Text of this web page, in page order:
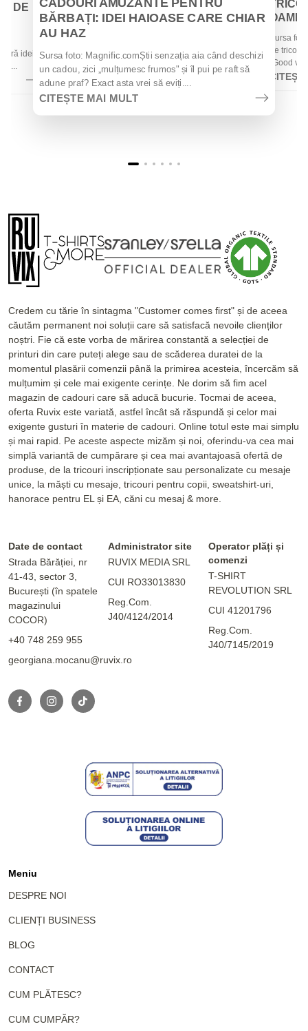
DE
idei
BĂRBAȚI: IDEI HAIOASE CARE CHIAR
AU HAZ
Sursa foto: Magnific.comȘtii senzația aia când deschizi
un cadou, zici „mulțumesc frumos" și îl pui pe raft să
adune praf? Exact asta vrei să eviți....
CITEȘTE MAI MULT
Sursa
de
„Good
Credem cu tărie în sintagma "Customer comes first" și de aceea
căutăm permanent noi soluții care să satisfacă nevoile clienților
noștri. Fie că este vorba de mărirea constantă a selecției de
printuri din care puteți alege sau de scăderea duratei de la
momentul plasării comenzii până la primirea acesteia, încercăm să
mulțumim și cele mai exigente cerințe. Ne dorim să fim acel
magazin de cadouri care să aducă bucurie. Tocmai de aceea,
oferta Ruvix este variată, astfel încât să răspundă și celor mai
exigente gusturi în materie de cadouri. Online totul este mai simplu
și mai rapid. Pe aceste aspecte mizăm și noi, oferindu-va cea mai
simplă variantă de cumpărare și cea mai avantajoasă ofertă de
produse, de la tricouri inscripționate sau personalizate cu mesaje
unice, la măști cu mesaje, tricouri pentru copii, sweatshirt-uri,
hanorace pentru EL și EA, căni cu mesaj & more.
Date de contact
Strada Bărăției, nr
41-43, sector 3,
București (în spatele
magazinului
COCOR)
+40 748 259 955
georgiana.mocanu@ruvix.ro
Administrator site
RUVIX MEDIA SRL
CUI RO33013830
Reg.Com.
J40/4124/2014
Operator plăți și
comenzi
T-SHIRT
REVOLUTION SRL
CUI 41201796
Reg.Com.
J40/7145/2019
Meniu
DESPRE NOI
CLIENȚI BUSINESS
BLOG
CONTACT
CUM PLĂTESC?
CUM CUMPĂR?